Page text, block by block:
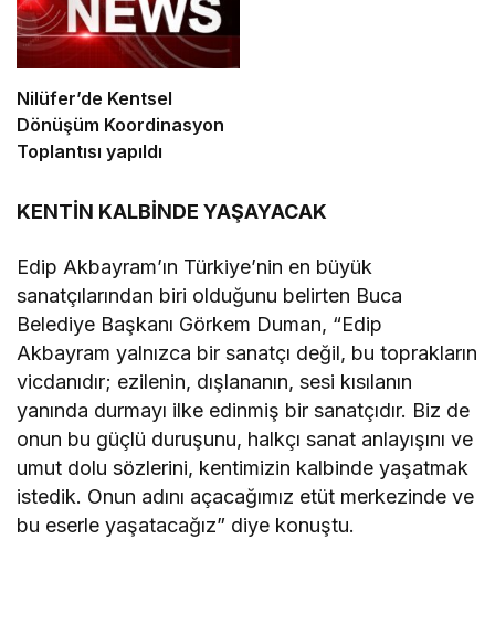
Nilüfer’de Kentsel
Dönüşüm Koordinasyon
Toplantısı yapıldı
KENTİN KALBİNDE YAŞAYACAK
Edip Akbayram’ın Türkiye’nin en büyük
sanatçılarından biri olduğunu belirten Buca
Belediye Başkanı Görkem Duman, “Edip
Akbayram yalnızca bir sanatçı değil, bu toprakların
vicdanıdır; ezilenin, dışlananın, sesi kısılanın
yanında durmayı ilke edinmiş bir sanatçıdır. Biz de
onun bu güçlü duruşunu, halkçı sanat anlayışını ve
umut dolu sözlerini, kentimizin kalbinde yaşatmak
istedik. Onun adını açacağımız etüt merkezinde ve
bu eserle yaşatacağız” diye konuştu.